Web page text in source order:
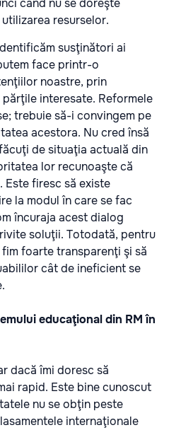
când nu se doreşte
resurselor.
susţinători ai
face printr-o
noastre, prin
interesate. Reformele
trebuie să-i convingem pe
acestora. Nu cred însă
de situaţia actuală din
lor recunoaşte că
Este firesc să existe
la modul în care se fac
încuraja acest dialog
soluţii. Totodată, pentru
foarte transparenţi şi să
cât de ineficient se
educaţional din RM în
dacă îmi doresc să
rapid. Este bine cunoscut
nu se obţin peste
internaţionale